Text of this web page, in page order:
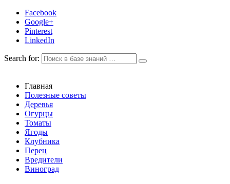
Facebook
Google+
Pinterest
LinkedIn
Search for:
Главная
Полезные советы
Деревья
Огурцы
Томаты
Ягоды
Клубника
Перец
Вредители
Виноград